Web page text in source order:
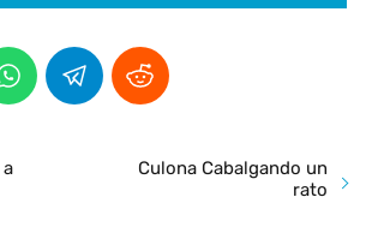
Culona Cabalgando un
rato